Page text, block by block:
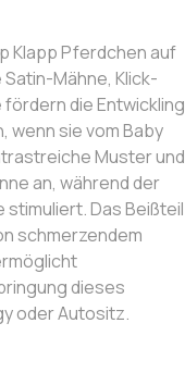
Klapp Pferdchen auf
Mähne, Klick-
die Entwickling
wenn sie vom Baby
Muster und
an, während der
stimuliert. Das Beißteil
schmerzendem
dieses
oder Autositz.